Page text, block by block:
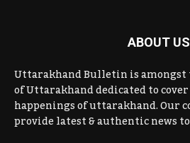
ABOUT US
Uttarakhand Bulletin is amongst
of Uttarakhand dedicated to
happenings of uttarakhand. Our
provide latest & authentic news